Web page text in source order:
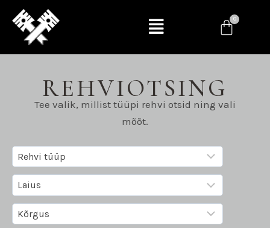
REHVIOTSING
Tee valik, millist tüüpi rehvi otsid ning vali
mõõt.